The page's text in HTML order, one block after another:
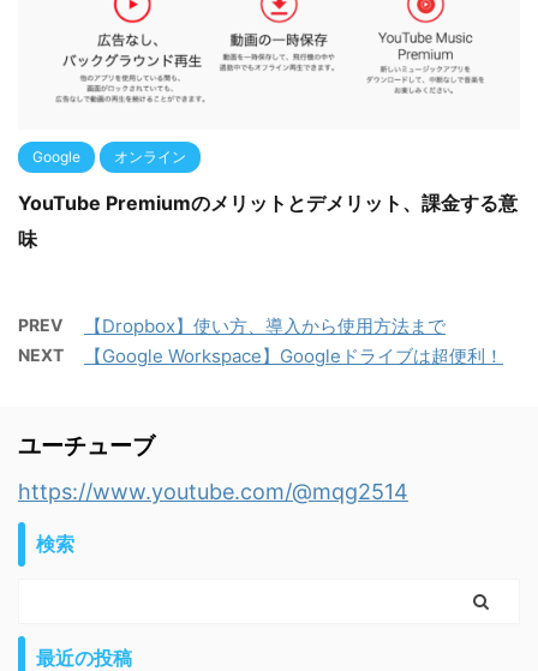
Google オンライン
YouTube Premiumのメリットとデメリット、課金する意
味
PREV 【Dropbox】使い方、導入から使用方法まで
NEXT 【Google Workspace】Googleドライブは超便利！
ユーチューブ
https://www.youtube.com/@mqg2514
検索
最近の投稿